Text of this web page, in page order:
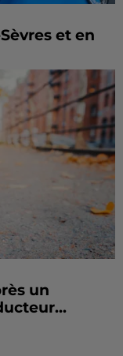
et en
un